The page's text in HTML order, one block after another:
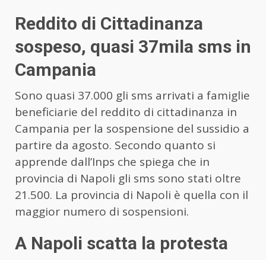
Reddito di Cittadinanza
sospeso, quasi 37mila sms in
Campania
Sono quasi 37.000 gli sms arrivati a famiglie
beneficiarie del reddito di cittadinanza in
Campania per la sospensione del sussidio a
partire da agosto. Secondo quanto si
apprende dall’Inps che spiega che in
provincia di Napoli gli sms sono stati oltre
21.500. La provincia di Napoli è quella con il
maggior numero di sospensioni.
A Napoli scatta la protesta